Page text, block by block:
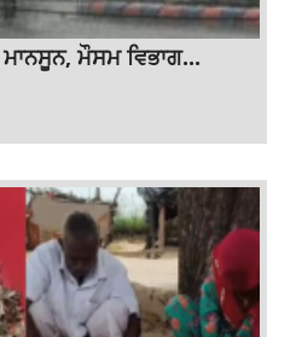
ਮੌਸਮ ਵਿਭਾਗ...